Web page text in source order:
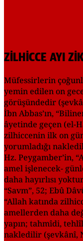
ZİLHİCCE AYI
Müfessirlerin
yemin edilen on
görüşündedir
İbn Abbas’ın,
âyetinde geçen (el-
zilhiccenin ilk on
yorumladığı
Hz. Peygamber’in,
amel işlenecek-
daha hayırlısı
“Savm”, 52; Ebû
“Allah katında
amellerden daha
yapın; tahmîdi,
nakledilir (şevkânî,